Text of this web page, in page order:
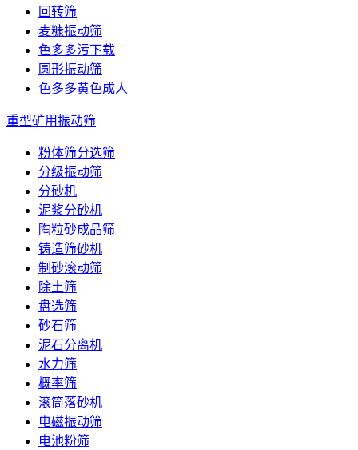
回转筛
麦糠振动筛
色多多污下载
圆形振动筛
色多多黄色成人
重型矿用振动筛
粉体筛分选筛
分级振动筛
分砂机
泥浆分砂机
陶粒砂成品筛
铸造筛砂机
制砂滚动筛
除土筛
盘选筛
砂石筛
泥石分离机
水力筛
概率筛
滚筒落砂机
电磁振动筛
电池粉筛